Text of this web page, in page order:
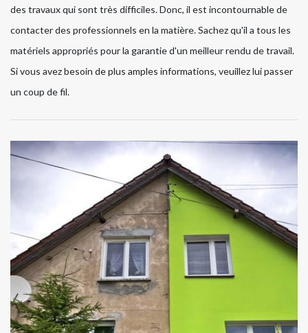
des travaux qui sont très difficiles. Donc, il est incontournable de
contacter des professionnels en la matière. Sachez qu'il a tous les
matériels appropriés pour la garantie d'un meilleur rendu de travail.
Si vous avez besoin de plus amples informations, veuillez lui passer
un coup de fil.